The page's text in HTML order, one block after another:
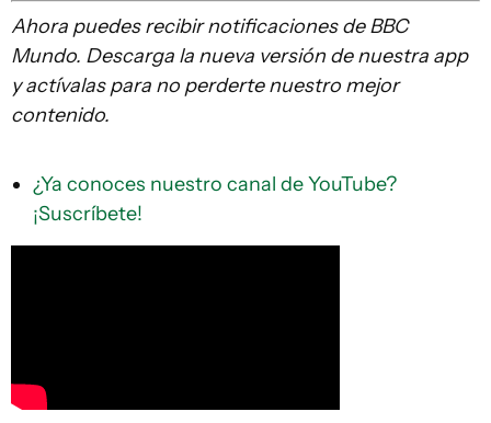
Ahora puedes recibir notificaciones de BBC
Mundo. Descarga la nueva versión de nuestra app
y actívalas para no perderte nuestro mejor
contenido.
¿Ya conoces nuestro canal de YouTube?
¡Suscríbete!